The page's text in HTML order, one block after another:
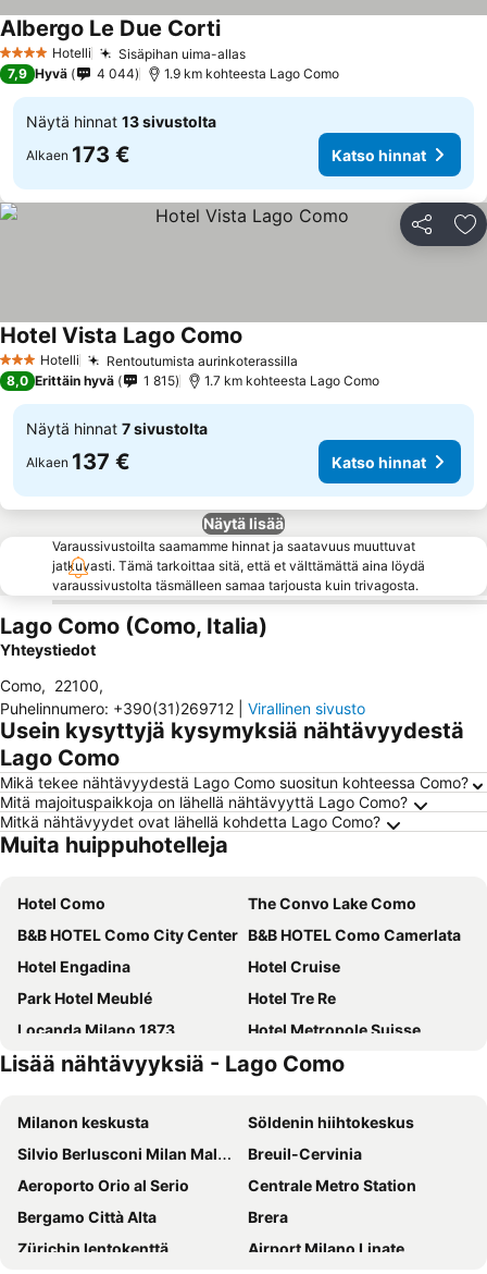
4 Tähtiluokitus
Hotelli Sisäpihan uima-allas
Albergo Le Due Corti
7,9 Hyvä 4 044 1.9 km kohteesta Lago Como
Näytä hinnat 13 sivustolta
Alkaen 173 € Katso hinnat
Jaa
3 Tähtiluokitus
Hotelli Rentoutumista aurinkoterassilla
Hotel Vista Lago Como
8,0 Erittäin hyvä 1 815 1.7 km kohteesta Lago Como
Näytä hinnat 7 sivustolta
Alkaen 137 € Katso hinnat
Näytä lisää
Varaussivustoilta saamamme hinnat ja saatavuus muuttuvat
jatkuvasti. Tämä tarkoittaa sitä, että et välttämättä aina löydä
varaussivustolta täsmälleen samaa tarjousta kuin trivagosta.
Lago Como (Como, Italia)
Yhteystiedot
Como, 22100,
Puhelinnumero: +390(31)269712 Virallinen sivusto
Usein kysyttyjä kysymyksiä nähtävyydestä
Lago Como
Mikä tekee nähtävyydestä Lago Como suositun kohteessa Como?
Mitä majoituspaikkoja on lähellä nähtävyyttä Lago Como?
Mitkä nähtävyydet ovat lähellä kohdetta Lago Como?
Muita huippuhotelleja
Hotel Como
The Convo Lake Como
B&B HOTEL Como City Center B&B HOTEL Como Camerlata
Hotel Engadina
Hotel Cruise
Park Hotel Meublé
Hotel Tre Re
Locanda Milano 1873
Hotel Metropole Suisse
Albergo Le Due Corti
Hotel Barchetta Excelsior
Albergo Firenze
Hotel Rossovino Como
B&B HOTEL Como Baradello
Albavilla Hotel & Co.
Hotel La Torre
73 Boutique Hotel
Hotel Funicolare
Hotel Borgovico
Hotel Campione
Bis Hotel Varese
Lisää nähtävyyksiä - Lago Como
Milanon keskusta
Söldenin hiihtokeskus
Silvio Berlusconi Milan Malpensa Airport
Breuil-Cervinia
Aeroporto Orio al Serio
Centrale Metro Station
Bergamo Città Alta
Brera
Zürichin lentokenttä
Airport Milano Linate